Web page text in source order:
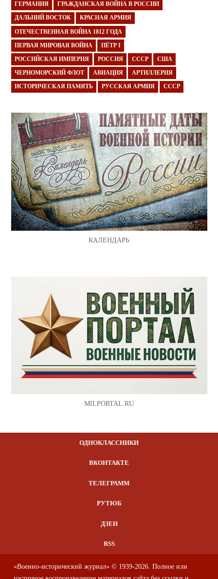
ГЕРМАНИЯ ГРАЖДАНСКАЯ ВОЙНА В РОССИИ
ДАЛЬНИЙ ВОСТОК КРАСНАЯ АРМИЯ
ОТЕЧЕСТВЕННАЯ ВОЙНА 1812 ГОДА
ПЕРВАЯ МИРОВАЯ ВОЙНА ПЁТР I
РОССИЙСКАЯ ИМПЕРИЯ РОССИЯ СССР США
ЧЕРНОМОРСКИЙ ФЛОТ АВИАЦИЯ АРТИЛЛЕРИЯ
ИСТОРИЧЕСКАЯ ПАМЯТЬ РУССКАЯ АРМИЯ СССР
КАЛЕНДАРЬ
MILPORTAL.RU
ОДНОКЛАССНИКИ
ВКОНТАКТЕ
ТЕЛЕГРАММ
РУТЮБ
ДЗЕН
RSS
«Военно-исторический журнал» © 1939-2026. Полное или